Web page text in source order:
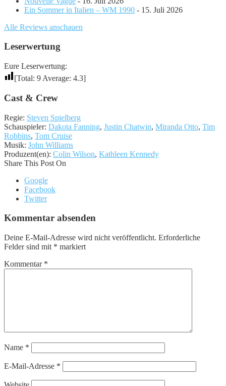
Ein Sommer in Italien – WM 1990 - 15. Juli 2026
Alle Reviews anschauen
Leserwertung
Eure Leserwertung:
[Total: 9 Average: 4.3]
Cast & Crew
Regie: Steven Spielberg
Schauspieler: Dakota Fanning, Justin Chatwin, Miranda Otto, Tim
Robbins, Tom Cruise
Musik: John Williams
Produzent(en): Colin Wilson, Kathleen Kennedy
Share This Post On
Google
Facebook
Twitter
Kommentar absenden
Deine E-Mail-Adresse wird nicht veröffentlicht. Erforderliche
Felder sind mit * markiert
Kommentar *
Name *
E-Mail-Adresse *